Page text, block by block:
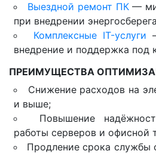
Выездной ремонт ПК—
при внедрении
Комплексные IT-услуги
внедрение и поддержка под
ПРЕИМУЩЕСТВА
Снижение расходов на
и выше;
Повышение
работы серверов и офисной
Продление срока службы